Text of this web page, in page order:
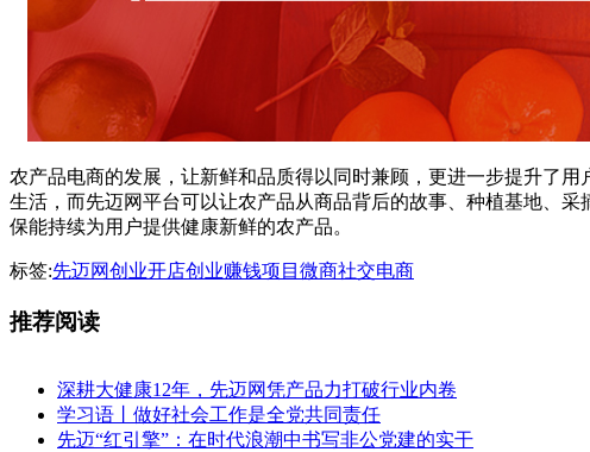
农产品电商的发展，让新鲜和品质得以同时兼顾，更进一步提升了
生活，而先迈网平台可以让农产品从商品背后的故事、种植基地、
保能持续为用户提供健康新鲜的农产品。
标签:先迈网创业开店创业赚钱项目 微商社交电商
推荐阅读
深耕大健康12年，先迈网凭产品力打破行业内卷
学习语丨做好社会工作是全党共同责任
先迈“红引擎”：在时代浪潮中书写非公党建的实干